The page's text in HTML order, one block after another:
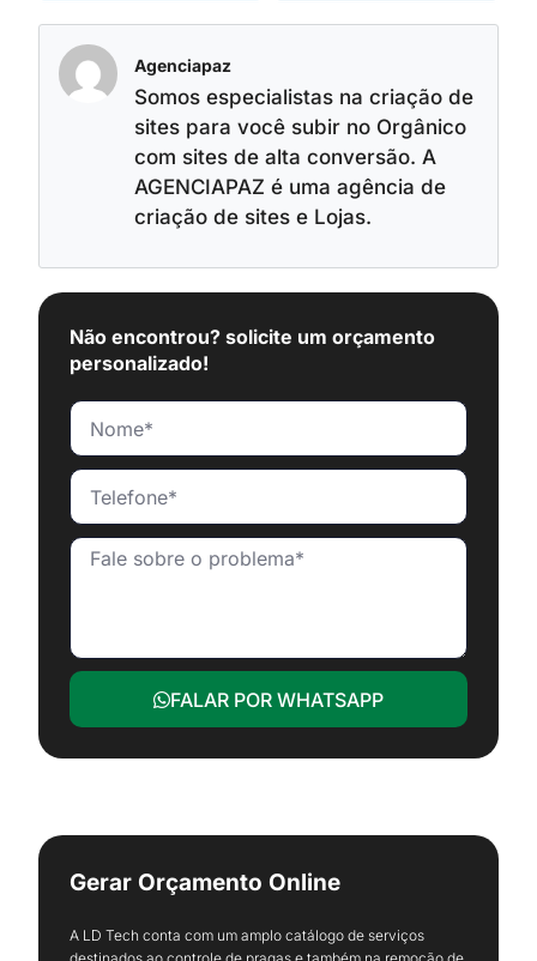
Agenciapaz
Somos especialistas na criação de
sites para você subir no Orgânico
com sites de alta conversão. A
AGENCIAPAZ é uma agência de
criação de sites e Lojas.
Não encontrou? solicite um orçamento
personalizado!
FALAR POR WHATSAPP
Gerar Orçamento Online
A LD Tech conta com um amplo catálogo de serviços